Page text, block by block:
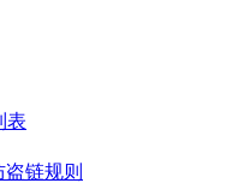
表
盗链规则